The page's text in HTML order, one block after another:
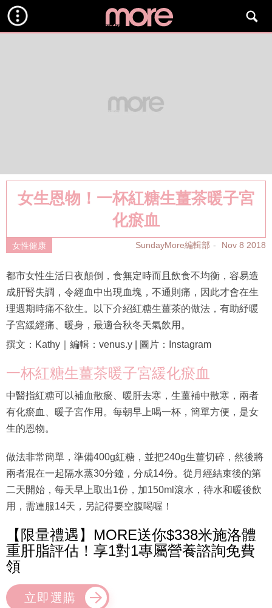
女生恩物！一杯紅糖生薑茶暖子宮
化瘀血
女性健康 SundayMore編輯部 Nov 8 2018
都市女性生活日夜顛倒，食無定時而且飲食不均衡，容易造
成肝腎失調，令經血中出現血塊，不通則痛，因此才會在生
理週期時痛不欲生。以下介紹紅糖生薑茶的做法，有助紓暖
子宮緩經痛、暖身，最適合秋冬天氣飲用。
撰文：Kathy｜編輯：venus.y | 圖片：Instagram
一杯紅糖生薑茶暖子宮緩化瘀血
中醫指紅糖可以補血散瘀、暖肝去寒，生薑補中散寒，兩者
有化瘀血、暖子宮作用。每朝早上喝一杯，簡單方便，是女
生的恩物。
做法非常簡單，準備400g紅糖，並把240g生薑切碎，然後將
兩者混在一起隔水蒸30分鐘，分成14份。從月經結束後的第
二天開始，每天早上取出1份，加150ml滾水，待水和暖後飲
用，需連服14天，另記得要空腹喝喔！
【限量禮遇】MORE送你$338米施洛體
重肝脂評估！享1對1專屬營養諮詢免費
領
立即選購